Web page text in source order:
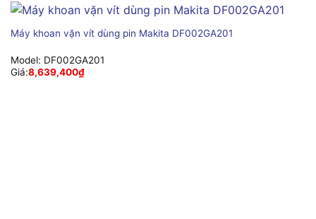
Máy khoan vặn vít dùng pin Makita DF002GA201
Model: DF002GA201
Giá:8,639,400₫